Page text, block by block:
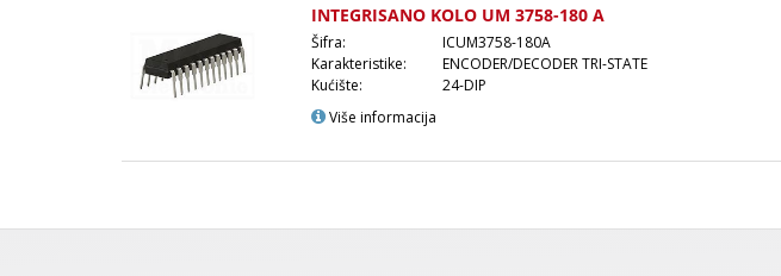
INTEGRISANO KOLO UM 3758-180 A
Šifra:
ICUM3758-180A
Karakteristike:
ENCODER/DECODER TRI-STATE
Kućište:
24-DIP
Više informacija